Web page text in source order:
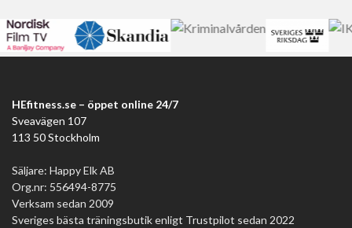
HEfitness.se – öppet online 24/7
Sveavägen 107
113 50 Stockholm
Säljare: Happy Elk AB
Org.nr: 556494-8775
Verksam sedan 2009
Sveriges bästa träningsbutik enligt Trustpilot sedan 2022